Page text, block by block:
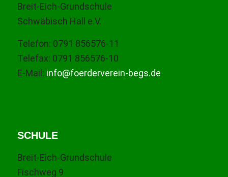
Breit-Eich-Grundschule
Schwäbisch Hall e.V.
Telefon: 0791 856576-11
Telefax: 0791 856576-10
E-Mail: info@foerderverein-begs.de
SCHULE
Breit-Eich-Grundschule
Fischweg 9